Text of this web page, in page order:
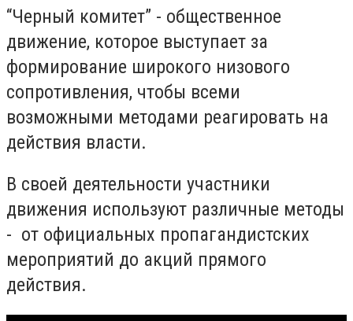
“Черный комитет” - общественное
движение, которое выступает за
формирование широкого низового
сопротивления, чтобы всеми
возможными методами реагировать на
действия власти.
В своей деятельности участники
движения используют различные методы
- от официальных пропагандистских
мероприятий до акций прямого
действия.